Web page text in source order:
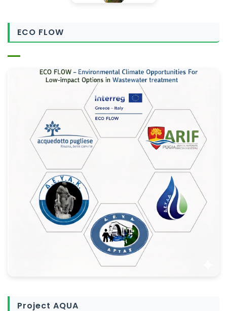
ECO FLOW
Project AQUA